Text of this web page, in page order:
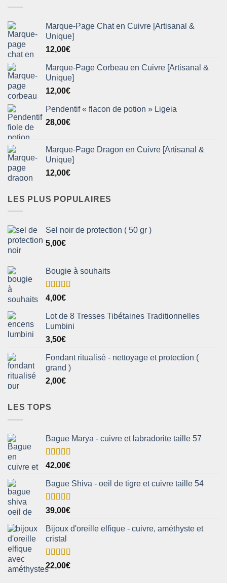
Marque-Page Chat en Cuivre [Artisanal &
Unique]
12,00€
Marque-Page Corbeau en Cuivre [Artisanal &
Unique]
12,00€
Pendentif « flacon de potion » Ligeia
28,00€
Marque-Page Dragon en Cuivre [Artisanal &
Unique]
12,00€
LES PLUS POPULAIRES
Sel noir de protection ( 50 gr )
5,00€
Bougie à souhaits
Note5.00
sur 5
4,00€
Lot de 8 Tresses Tibétaines Traditionnelles
Lumbini
3,50€
Fondant ritualisé - nettoyage et protection (
grand )
2,00€
LES TOPS
Bague Marya - cuivre et labradorite taille 57
Note5.00
sur 5
42,00€
Bague Shiva - oeil de tigre et cuivre taille 54
Note5.00
sur 5
39,00€
Bijoux d'oreille elfique - cuivre, améthyste et
cristal
Note5.00
sur 5
22,00€